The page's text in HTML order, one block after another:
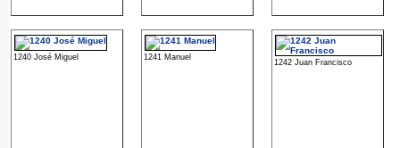
1240 José Miguel 1241 Manuel
1242 Juan Francisco